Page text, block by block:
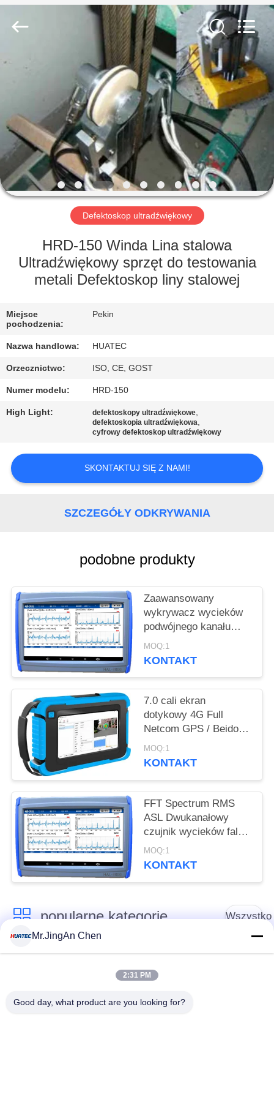
DOM
PRODUKTY
O
NAS
WYCIECZKA
FABRYCE
KONTROLA
SKONTAKTUJ
NAMI
POPROSIĆ
O
WYCENĘ
SITEMAP
HUATEC
Rights
Defektoskop ultradźwiękowy
HRD-150 Winda Lina stalowa
Ultradźwiękowy sprzęt do testowania
metali Defektoskop liny stalowej
Miejsce
pochodzenia:
Pekin
Nazwa handlowa: HUATEC
Orzecznictwo: ISO, CE, GOST
Numer modelu: HRD-150
High Light: defektoskopy ultradźwiękowe,
defektoskopia ultradźwiękowa,
cyfrowy defektoskop ultradźwiękowy
SKONTAKTUJ SIĘ Z NAMI!
SZCZEGÓŁY ODKRYWANIA
podobne produkty
Zaawansowany
wykrywacz wycieków
podwójnego kanału
FFT z opcjonalnym
wzrostem
MOQ:1
KONTAKT
7.0 cali ekran
dotykowy 4G Full
Netcom GPS / Beidou
Gas Leak Acoustic
Imager HAI-100
MOQ:1
KONTAKT
FFT Spectrum RMS
ASL Dwukanałowy
czujnik wycieków fal
akustycznych z
zaworów emisji
MOQ:1
KONTAKT
popularne kategorie Wszystko
Defektoskop
Grubościomierz
ultradźwiękowy
Wskaźnik grubości
Przenośny tester
Mr.JingAn Chen
2:31 PM
Good day, what product are you looking for?